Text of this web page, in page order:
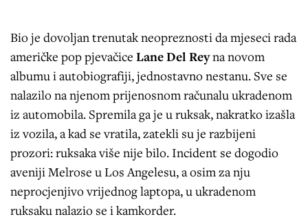
Bio je dovoljan trenutak neopreznosti da mjeseci rada
američke pop pjevačice Lane Del Reyna novom
albumu i autobiografiji, jednostavno nestanu. Sve se
nalazilo na njenom prijenosnom računalu ukradenom
iz automobila. Spremila ga je u ruksak, nakratko izašla
iz vozila, a kad se vratila, zatekli su je razbijeni
prozori: ruksaka više nije bilo. Incident se dogodio
aveniji Melrose u Los Angelesu, a osim za nju
neprocjenjivo vrijednog laptopa, u ukradenom
ruksaku nalazio se i kamkorder.